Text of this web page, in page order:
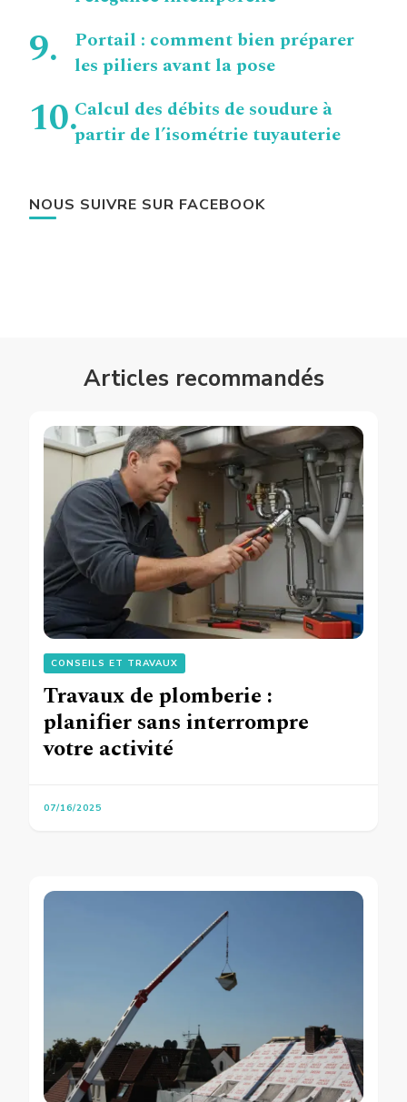
Portail : comment bien préparer
les piliers avant la pose
Calcul des débits de soudure à
partir de l’isométrie tuyauterie
NOUS SUIVRE SUR FACEBOOK
Articles recommandés
CONSEILS ET TRAVAUX
Travaux de plomberie :
planifier sans interrompre
votre activité
07/16/2025